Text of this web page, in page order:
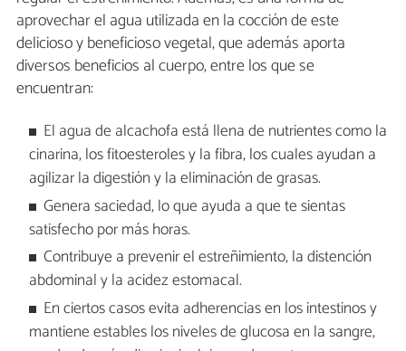
aprovechar el agua utilizada en la cocción de este
delicioso y beneficioso vegetal, que además aporta
diversos beneficios al cuerpo, entre los que se
encuentran:
El agua de alcachofa está llena de nutrientes como la
cinarina, los fitoesteroles y la fibra, los cuales ayudan a
agilizar la digestión y la eliminación de grasas.
Genera saciedad, lo que ayuda a que te sientas
satisfecho por más horas.
Contribuye a prevenir el estreñimiento, la distención
abdominal y la acidez estomacal.
En ciertos casos evita adherencias en los intestinos y
mantiene estables los niveles de glucosa en la sangre,